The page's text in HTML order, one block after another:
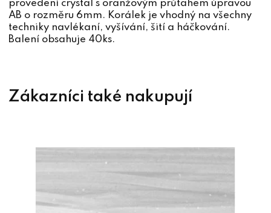
provedení crystal s oranžovým průtahem úpravou
AB o rozměru 6mm. Korálek je vhodný na všechny
techniky navlékaní, vyšívání, šití a háčkování.
Balení obsahuje 40ks.